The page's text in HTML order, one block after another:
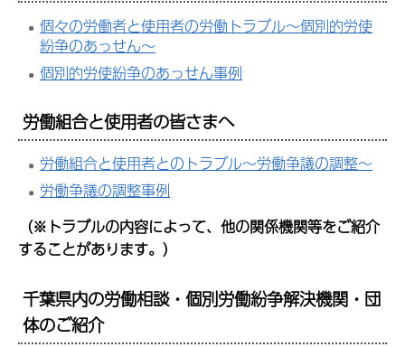
個々の労働者と使用者の労働トラブル～個別的労使
紛争のあっせん～
個別的労使紛争のあっせん事例
労働組合と使用者の皆さまへ
労働組合と使用者とのトラブル～労働争議の調整～
労働争議の調整事例
（※トラブルの内容によって、他の関係機関等をご紹介
することがあります。）
千葉県内の労働相談・個別労働紛争解決機関・団
体のご紹介